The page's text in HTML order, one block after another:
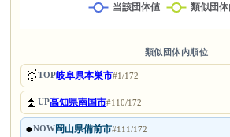
類似団体内順位
🥇TOP岐阜県本巣市#1/172
⏫UP高知県南国市#110/172
●NOW岡山県備前市#111/172